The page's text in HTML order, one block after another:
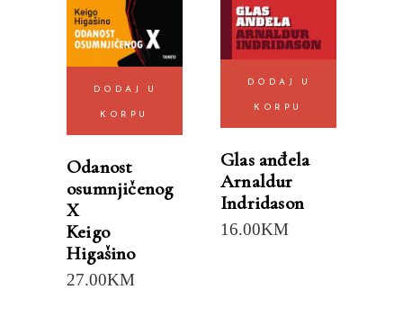
DODAJ U
KORPU
Odanost
osumnjičenog
X
Keigo
Higašino
27.00KM
DODAJ U
KORPU
Glas anđela
Arnaldur
Indridason
16.00KM